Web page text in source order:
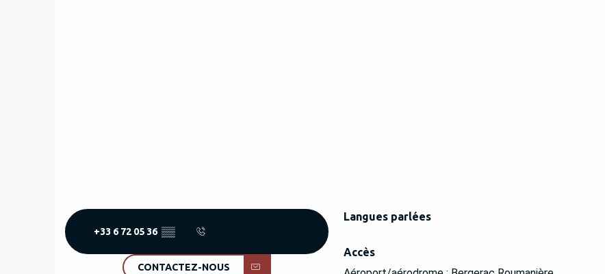
+33 6 72 05 36 ▒▒
CONTACTEZ-NOUS
Langues parlées
Langues parlées
Accès
Accès